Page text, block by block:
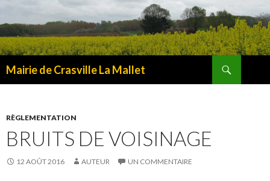
Mairie de Crasville La Mallet
RÈGLEMENTATION
BRUITS DE VOISINAGE
12 AOÛT 2016 AUTEUR UN COMMENTAIRE